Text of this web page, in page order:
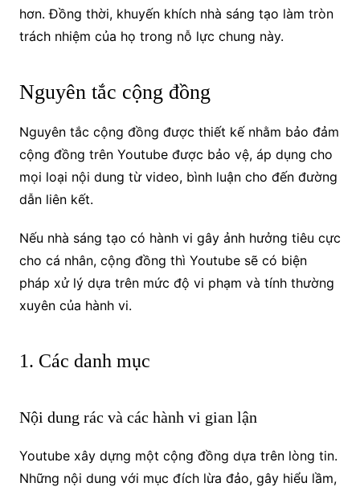
hơn. Đồng thời, khuyến khích nhà sáng tạo làm tròn
trách nhiệm của họ trong nỗ lực chung này.
Nguyên tắc cộng đồng
Nguyên tắc cộng đồng được thiết kế nhằm bảo đảm
cộng đồng trên Youtube được bảo vệ, áp dụng cho
mọi loại nội dung từ video, bình luận cho đến đường
dẫn liên kết.
Nếu nhà sáng tạo có hành vi gây ảnh hưởng tiêu cực
cho cá nhân, cộng đồng thì Youtube sẽ có biện
pháp xử lý dựa trên mức độ vi phạm và tính thường
xuyên của hành vi.
1. Các danh mục
Nội dung rác và các hành vi gian lận
Youtube xây dựng một cộng đồng dựa trên lòng tin.
Những nội dung với mục đích lừa đảo, gây hiểu lầm,